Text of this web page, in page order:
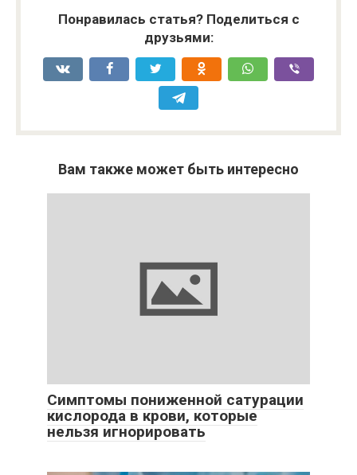
Понравилась статья? Поделиться с
друзьями:
Вам также может быть интересно
Симптомы пониженной сатурации
кислорода в крови, которые
нельзя игнорировать